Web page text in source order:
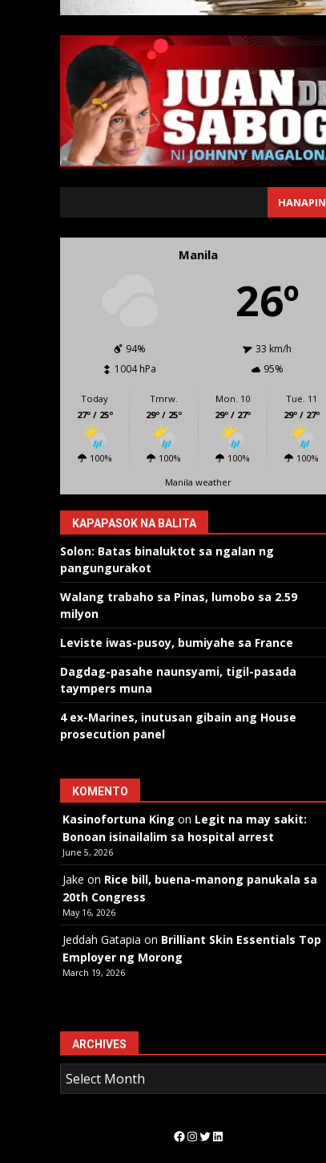
HANAPIN
Manila
26º
94%
33 km/h
1004 hPa
95%
Today
27º / 25º
100%
Tmrw.
29º / 25º
100%
Mon. 10
29º / 27º
100%
Tue. 11
29º / 27º
100%
Manila weather
KAPAPASOK NA BALITA
Solon: Batas binaluktot sa ngalan ng
pangungurakot
Walang trabaho sa Pinas, lumobo sa 2.59
milyon
Leviste iwas-pusoy, bumiyahe sa France
Dagdag-pasahe naunsyami, tigil-pasada
taympers muna
4 ex-Marines, inutusan gibain ang House
prosecution panel
KOMENTO
Kasinofortuna King on Legit na may sakit:
Bonoan isinailalim sa hospital arrest
June 5, 2026
Jake on Rice bill, buena-manong panukala sa
20th Congress
May 16, 2026
Jeddah Gatapia on Brilliant Skin Essentials Top
Employer ng Morong
March 19, 2026
ARCHIVES
Facebook
Instagram
Twitter
LinkedIn